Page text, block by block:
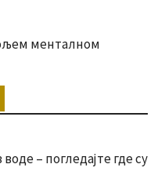
менталном
– погледајте где су